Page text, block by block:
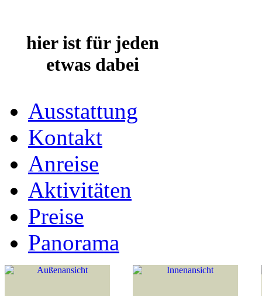
hier ist für jeden
etwas dabei
Ausstattung
Kontakt
Anreise
Aktivitäten
Preise
Panorama